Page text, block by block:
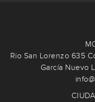
Rio San Lorenzo 635
García Nuevo